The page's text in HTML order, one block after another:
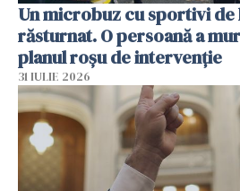
Un microbuz cu sportivi de
răsturnat. O persoană a
planul roșu de intervenție
31 IULIE 2026